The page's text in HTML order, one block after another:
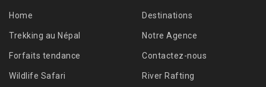
Home Destinations
Trekking au Népal Notre Agence
Forfaits tendance Contactez-nous
Wildlife Safari River Rafting